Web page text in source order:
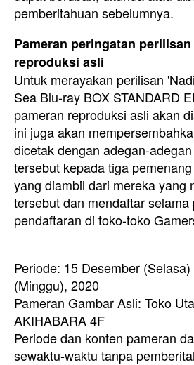
pemberitahuan sebelumnya.
Pameran peringatan
reproduksi asli
Untuk merayakan perilisan
Sea Blu-ray BOX STANDARD
pameran reproduksi asli akan
ini juga akan
dicetak dengan adegan-
tersebut kepada tiga
yang diambil dari mereka yang
tersebut dan mendaftar selama
pendaftaran di toko-toko
Periode: 15 Desember
(Minggu), 2020
Pameran Gambar Asli: Toko
AKIHABARA 4F
Periode dan konten pameran
sewaktu-waktu tanpa